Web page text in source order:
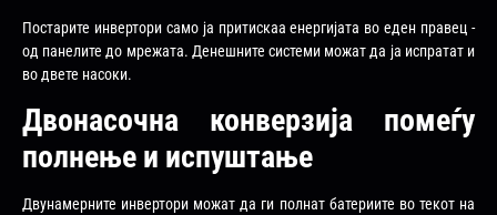
Постарите инвертори само ја притискаа енергијата во еден правец -
од панелите до мрежата. Денешните системи можат да ја испратат и
во двете насоки.
Двонасочна конверзија помеѓу
полнење и испуштање
Двунамерните инвертори можат да ги полнат батериите во текот на